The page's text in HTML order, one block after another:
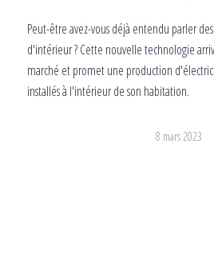
Peut-être avez-vous déjà entendu parler
d'intérieur ? Cette nouvelle technologie
marché et promet une production
installés à l'intérieur de son habitation.
8 mars 2023